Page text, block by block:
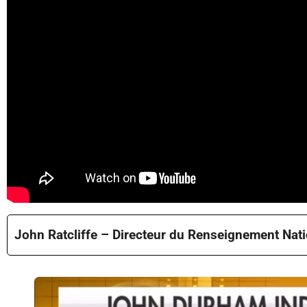
John Ratcliffe – Directeur du Renseignement